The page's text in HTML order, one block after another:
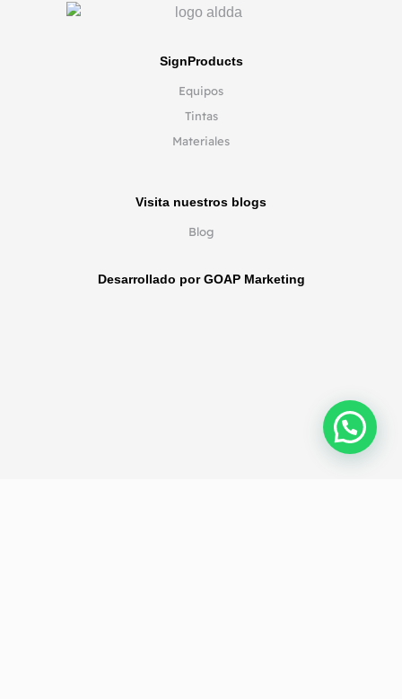
SignProducts
Equipos
Tintas
Materiales
Desarrollado por GOAP Marketing
Visita nuestros blogs
Blog